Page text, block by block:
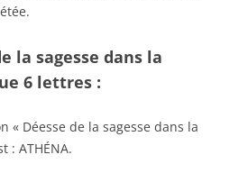
la sagesse dans la
6 lettres :
« Déesse de la sagesse dans la
: ATHÉNA.